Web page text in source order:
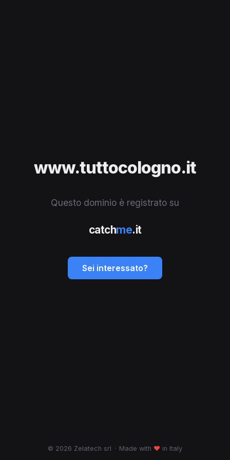
www.tuttocologno.it
Questo dominio è registrato su
catchme.it
Sei interessato?
© 2026 Zelatech srl · Made with ♥ in Italy